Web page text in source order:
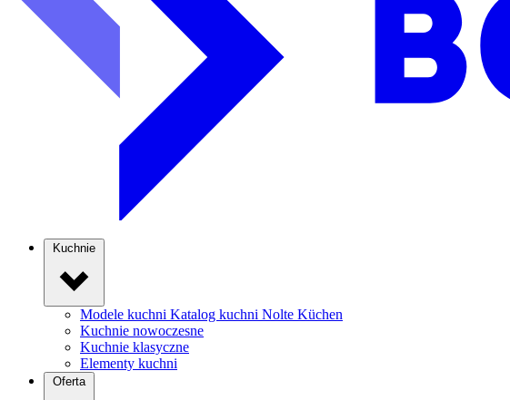
Modele kuchni Katalog kuchni Nolte Küchen
Kuchnie nowoczesne
Kuchnie klasyczne
Elementy kuchni